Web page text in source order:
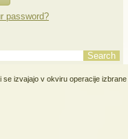
password?
se izvajajo v okviru operacije